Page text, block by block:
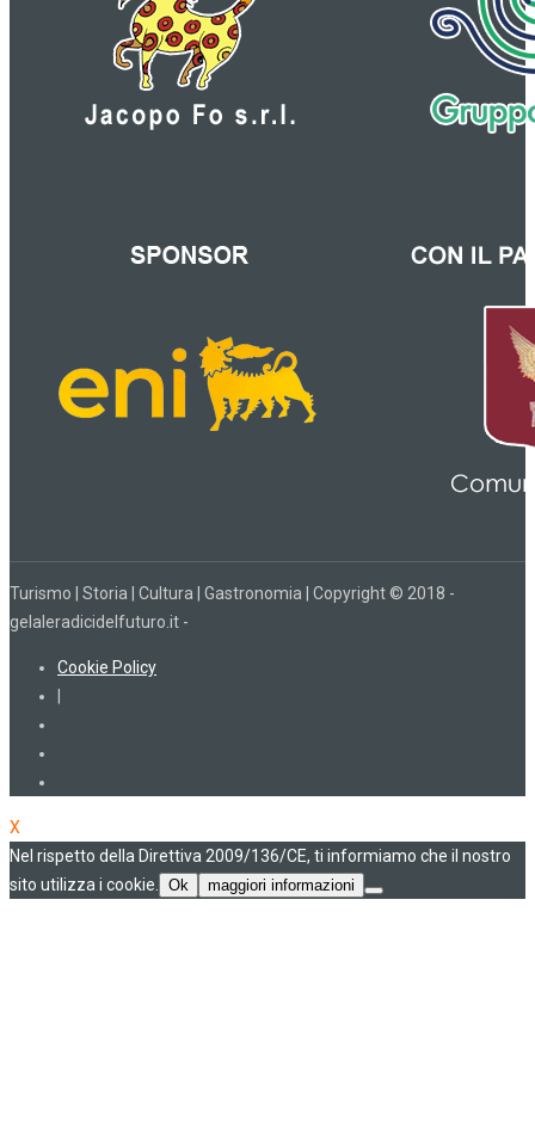
Turismo | Storia | Cultura | Gastronomia | Copyright © 2018 -
gelaleradicidelfuturo.it -
Cookie Policy
X
Nel rispetto della Direttiva 2009/136/CE, ti informiamo che il nostro
sito utilizza i cookie.
Ok maggiori informazioni